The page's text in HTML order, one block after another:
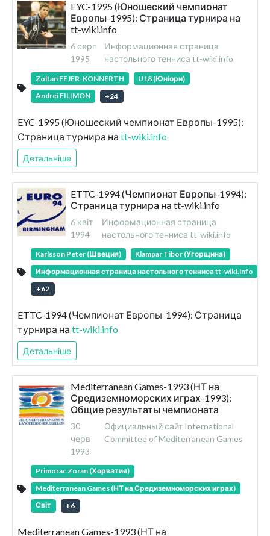
EYC-1995 (Юношеский чемпионат
Европы-1995): Страница турнира на
tt-wiki.info
6 серп
1995
Информационная страница
настольного тенниса tt-wiki.info
Zoltan FEJER-KONNERTH
U18 (Юніори)
Andrei FILIMON
+24
EYC-1995 (Юношеский чемпионат Европы-1995):
Страница турнира на tt-wiki.info
Детальніше
ETTC-1994 (Чемпионат Европы-1994):
Страница турнира на tt-wiki.info
6 квіт
1994
Информационная страница
настольного тенниса tt-wiki.info
Karlsson Peter (Швеция)
Klampar Tibor (Угорщина)
Информационная страница настольного тенниса tt-wiki.info
+62
ETTC-1994 (Чемпионат Европы-1994): Страница
турнира на tt-wiki.info
Детальніше
Mediterranean Games-1993 (НТ на
Средиземноморских играх-1993):
Общие результаты чемпионата
30
черв
1993
Официальный сайт International
Committee of Mediterranean Games
Primorac Zoran (Хорватия)
Mediterranean Games (НТ на Средиземноморских играх)
Світ
+6
Mediterranean Games-1993 (НТ на